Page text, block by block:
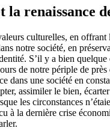
la renaissance
culturelles, en offrant
notre société, en
S’il y a bien quelque
de notre périple de près
dans une société en
assimiler le bien,
les circonstances
à la dernière crise